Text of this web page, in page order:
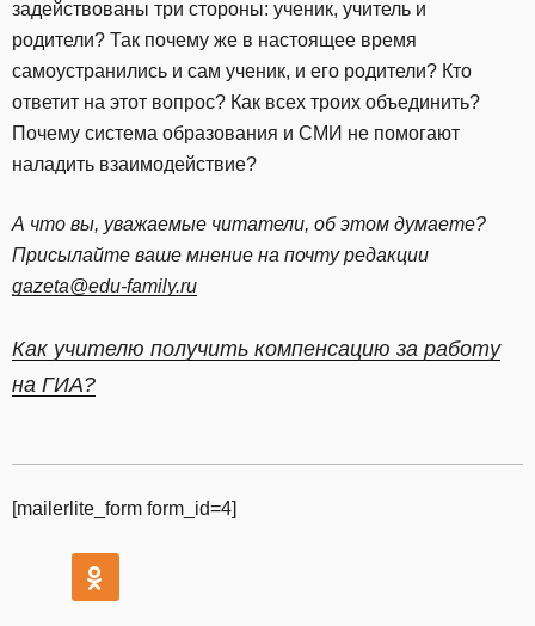
задействованы три стороны: ученик, учитель и
родители? Так почему же в настоящее время
самоустранились и сам ученик, и его родители? Кто
ответит на этот вопрос? Как всех троих объединить?
Почему система образования и СМИ не помогают
наладить взаимодействие?
А что вы, уважаемые читатели, об этом думаете?
Присылайте ваше мнение на почту редакции
gazeta@edu-family.ru
Как учителю получить компенсацию за работу
на ГИА?
[mailerlite_form form_id=4]